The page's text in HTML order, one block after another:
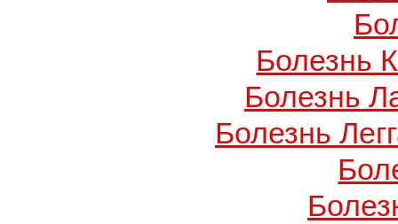
Болезнь
Болезнь
Болезнь